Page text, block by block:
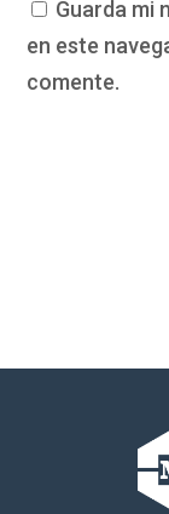
Guarda mi
en este
comente.